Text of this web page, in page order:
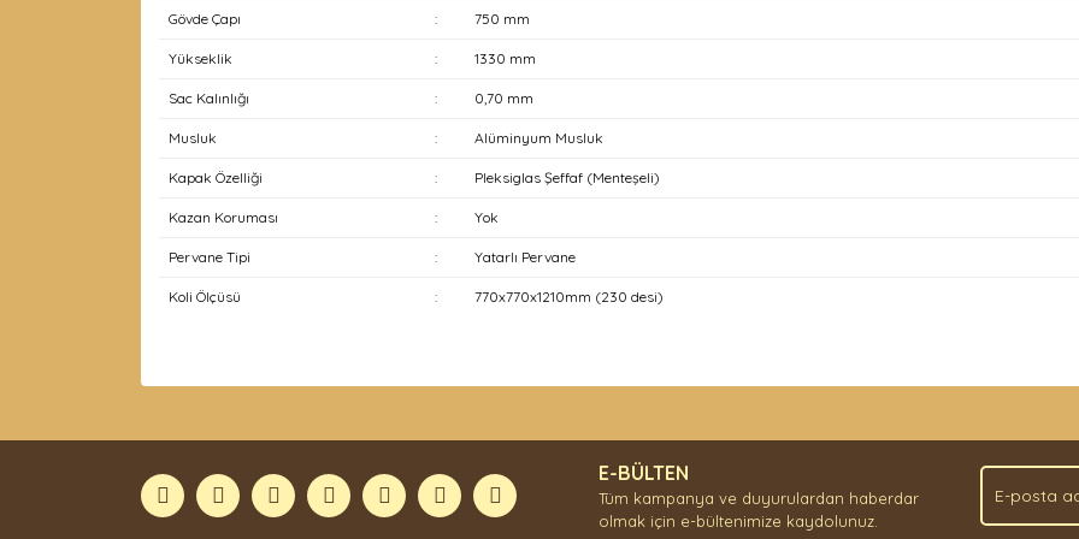
Gövde Çapı : 750 mm
Yükseklik : 1330 mm
Sac Kalınlığı : 0,70 mm
Musluk : Alüminyum Musluk
Kapak Özelliği : Pleksiglas Şeffaf (Menteşeli)
Kazan Koruması : Yok
Pervane Tipi : Yatarlı Pervane
Koli Ölçüsü : 770x770x1210mm (230 desi)
Ürün açıklamasında eksik bilgiler bulunuyor.
E-BÜLTEN
Tüm kampanya ve duyurulardan haberdar
olmak için e-bültenimize kaydolunuz.